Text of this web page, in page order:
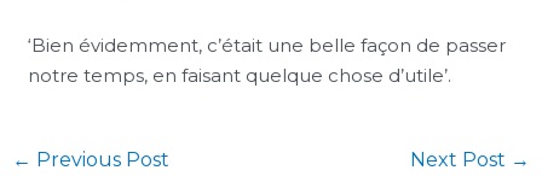
‘Bien évidemment, c’était une belle façon de passer
notre temps, en faisant quelque chose d’utile’.
← Previous Post Next Post →